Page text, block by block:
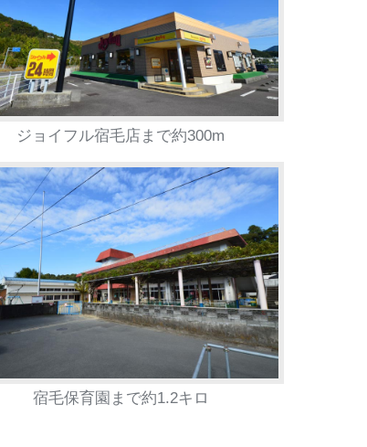
ジョイフル宿毛店まで約300m
宿毛保育園まで約1.2キロ